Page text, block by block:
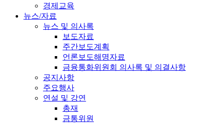
경제교육
뉴스/자료
뉴스 및 의사록
보도자료
주간보도계획
언론보도해명자료
금융통화위원회 의사록 및 의결사항
공지사항
주요행사
연설 및 강연
총재
금통위원